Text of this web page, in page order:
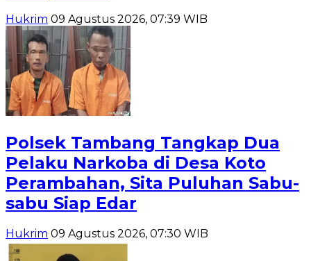
Hukrim 09 Agustus 2026, 07:39 WIB
Polsek Tambang Tangkap Dua
Pelaku Narkoba di Desa Koto
Perambahan, Sita Puluhan Sabu-
sabu Siap Edar
Hukrim 09 Agustus 2026, 07:30 WIB